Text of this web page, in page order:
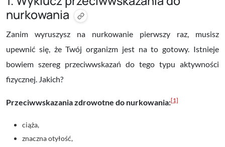
nurkowania
Zanim wyruszysz na nurkowanie pierwszy raz, musisz
upewnić się, że Twój organizm jest na to gotowy. Istnieje
bowiem szereg przeciwwskazań do tego typu aktywności
fizycznej. Jakich?
Przeciwwskazania zdrowotne do nurkowania:[1]
ciąża,
znaczna otyłość,